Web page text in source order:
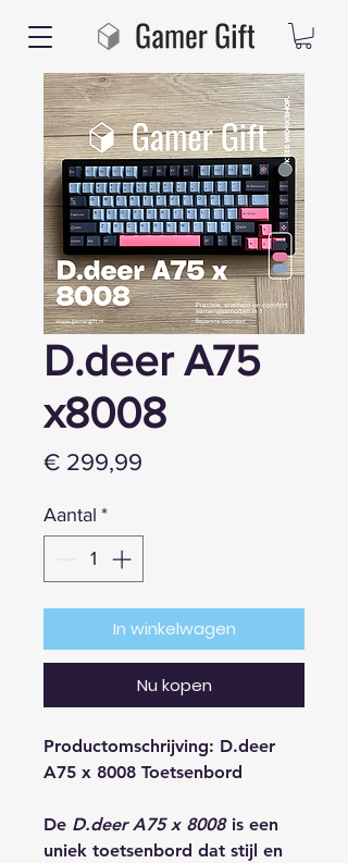
D.deer A75
x8008
€ 299,99
Aantal *
In winkelwagen
Nu kopen
Productomschrijving: D.deer
A75 x 8008 Toetsenbord
De D.deer A75 x 8008is een
uniek toetsenbord dat stijl en